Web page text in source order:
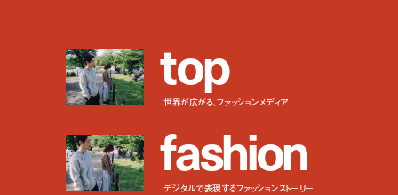
top
世界が広がる、ファッションメディア
fashion
デジタルで表現するファッションストーリー